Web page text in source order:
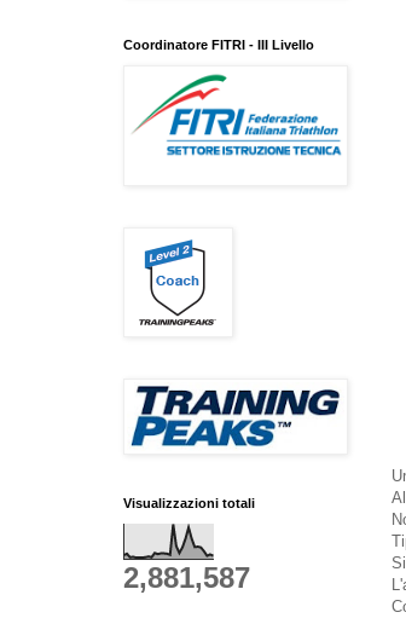
Coordinatore FITRI - III Livello
Visualizzazioni totali
2,881,587